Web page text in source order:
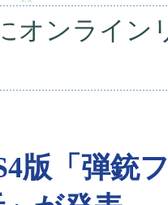
オンライ
版「弾銃